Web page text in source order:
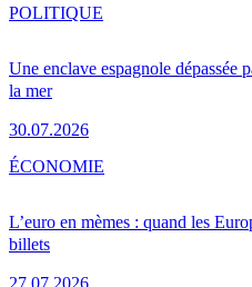
Une enclave espagnole
la mer
30.07.2026
POLITIQUE
L’euro en mèmes : quand les
billets
ÉCONOMIE